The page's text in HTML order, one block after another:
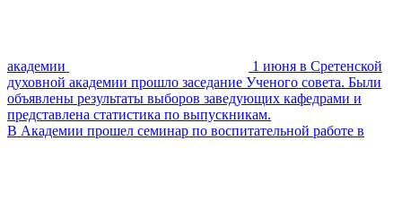
академии
1 июня в Сретенской
духовной академии прошло заседание Ученого совета. Были
объявлены результаты выборов заведующих кафедрами и
представлена статистика по выпускникам.
В Академии прошел семинар по воспитательной работе в